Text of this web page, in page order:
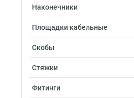
Наконечники
Площадки кабельные
Скобы
Стяжки
Фитинги